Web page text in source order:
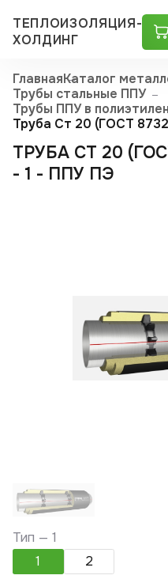
ТЕПЛОИЗОЛЯЦИЯ-
ХОЛДИНГ
ГлавнаяКаталог
Трубы стальные ППУ
Трубы ППУ в
Труба Ст 20 (ГОСТ
ТРУБА СТ 20
- 1 - ППУ ПЭ
Тип —1
1
2